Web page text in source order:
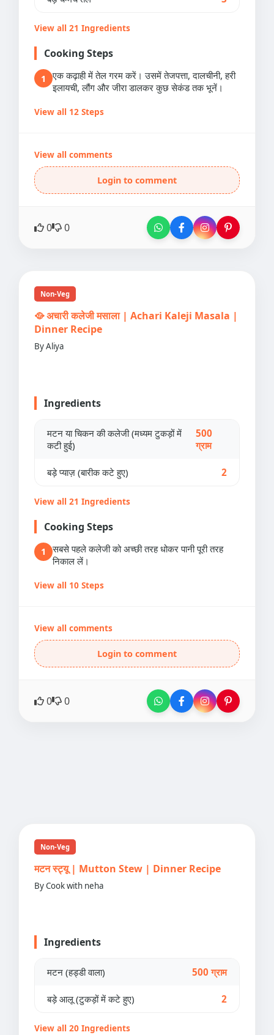
View all 21 Ingredients
Cooking Steps
1
एक कढ़ाही में तेल गरम करें। उसमें तेजपत्ता, दालचीनी, हरी
इलायची, लौंग और जीरा डालकर कुछ सेकंड तक भूनें।
View all 12 Steps
View all comments
Login to comment
0 0
Non-Veg
🥘 अचारी कलेजी मसाला | Achari Kaleji Masala |
Dinner Recipe
By Aliya
Ingredients
मटन या चिकन की कलेजी (मध्यम टुकड़ों में
कटी हुई)
500
ग्राम
बड़े प्याज़ (बारीक कटे हुए) 2
View all 21 Ingredients
Cooking Steps
1
सबसे पहले कलेजी को अच्छी तरह धोकर पानी पूरी तरह
निकाल लें।
View all 10 Steps
View all comments
Login to comment
0 0
Non-Veg
मटन स्ट्यू | Mutton Stew | Dinner Recipe
By Cook with neha
Ingredients
मटन (हड्डी वाला) 500 ग्राम
बड़े आलू (टुकड़ों में कटे हुए) 2
View all 20 Ingredients